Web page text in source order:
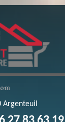
Argenteuil